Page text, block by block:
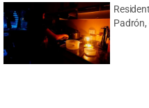
Padrón,